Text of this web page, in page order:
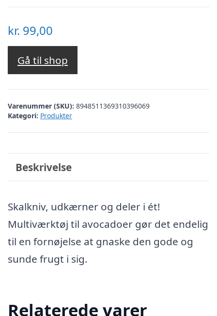
kr. 99,00
Gå til shop
Varenummer (SKU): 8948511369310396069
Kategori: Produkter
Beskrivelse
Skalkniv, udkærner og deler i ét!
Multiværktøj til avocadoer gør det endelig
til en fornøjelse at gnaske den gode og
sunde frugt i sig.
Relaterede varer